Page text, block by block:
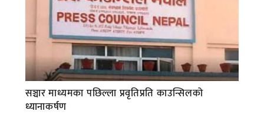
सञ्चार माध्यमका पछिल्ला प्रवृतिप्रति काउन्सिलको
ध्यानाकर्षण